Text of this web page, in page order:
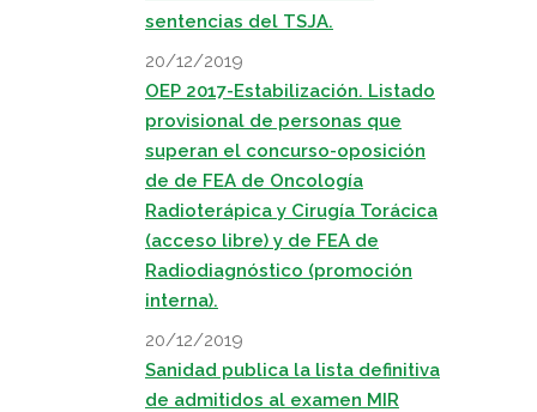
sentencias del TSJA.
20/12/2019
OEP 2017-Estabilización. Listado
provisional de personas que
superan el concurso-oposición
de de FEA de Oncología
Radioterápica y Cirugía Torácica
(acceso libre) y de FEA de
Radiodiagnóstico (promoción
interna).
20/12/2019
Sanidad publica la lista definitiva
de admitidos al examen MIR